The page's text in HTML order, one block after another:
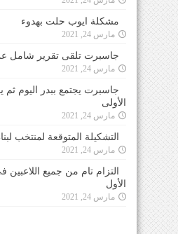
مشكلة ايوب حلت بهدوء
مارس 24, 2021
جاسبرت تلقى تقرير شامل
مارس 24, 2021
جاسبرت يجتمع ببدر اليوم ثم
الأولى
مارس 24, 2021
التشكيلة المتوقعة لمنتخب
مارس 24, 2021
التزام تام من جميع
الأول
مارس 24, 2021